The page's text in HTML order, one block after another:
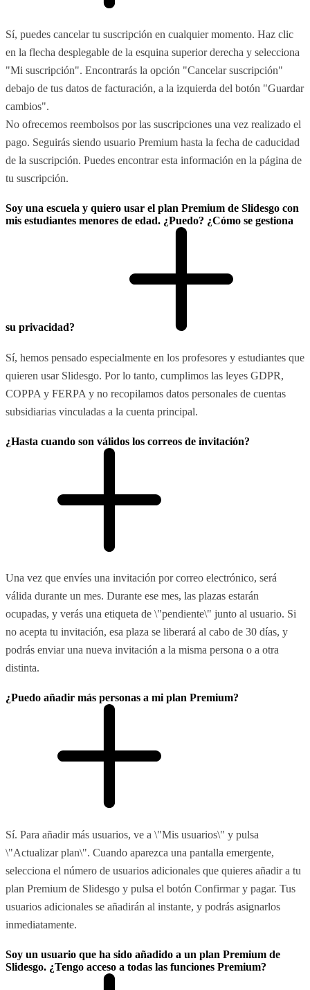
Sí, puedes cancelar tu suscripción en cualquier momento. Haz clic
en la flecha desplegable de la esquina superior derecha y selecciona
"Mi suscripción". Encontrarás la opción "Cancelar suscripción"
debajo de tus datos de facturación, a la izquierda del botón "Guardar
cambios".
No ofrecemos reembolsos por las suscripciones una vez realizado el
pago. Seguirás siendo usuario Premium hasta la fecha de caducidad
de la suscripción. Puedes encontrar esta información en la página de
tu suscripción.
Soy una escuela y quiero usar el plan Premium de Slidesgo con
mis estudiantes menores de edad. ¿Puedo? ¿Cómo se gestiona
su privacidad?
Sí, hemos pensado especialmente en los profesores y estudiantes que
quieren usar Slidesgo. Por lo tanto, cumplimos las leyes GDPR,
COPPA y FERPA y no recopilamos datos personales de cuentas
subsidiarias vinculadas a la cuenta principal.
¿Hasta cuando son válidos los correos de invitación?
Una vez que envíes una invitación por correo electrónico, será
válida durante un mes. Durante ese mes, las plazas estarán
ocupadas, y verás una etiqueta de \"pendiente\" junto al usuario. Si
no acepta tu invitación, esa plaza se liberará al cabo de 30 días, y
podrás enviar una nueva invitación a la misma persona o a otra
distinta.
¿Puedo añadir más personas a mi plan Premium?
Sí. Para añadir más usuarios, ve a \"Mis usuarios\" y pulsa
\"Actualizar plan\". Cuando aparezca una pantalla emergente,
selecciona el número de usuarios adicionales que quieres añadir a tu
plan Premium de Slidesgo y pulsa el botón Confirmar y pagar. Tus
usuarios adicionales se añadirán al instante, y podrás asignarlos
inmediatamente.
Soy un usuario que ha sido añadido a un plan Premium de
Slidesgo. ¿Tengo acceso a todas las funciones Premium?